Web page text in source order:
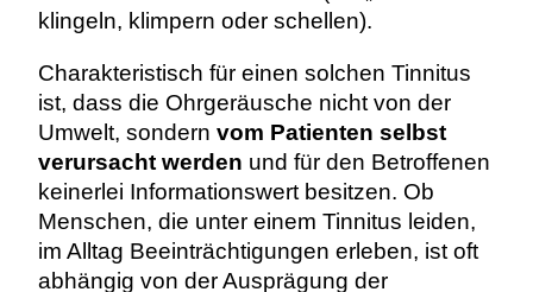
klingeln, klimpern oder schellen).
Charakteristisch für einen solchen Tinnitus
ist, dass die Ohrgeräusche nicht von der
Umwelt, sondern vom Patienten selbst
verursacht werden und für den Betroffenen
keinerlei Informationswert besitzen. Ob
Menschen, die unter einem Tinnitus leiden,
im Alltag Beeinträchtigungen erleben, ist oft
abhängig von der Ausprägung der